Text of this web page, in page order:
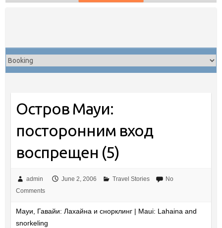
Остров Мауи:
посторонним вход
воспрещен (5)
admin June 2, 2006 Travel Stories
No
Comments
Мауи, Гавайи: Лахайна и снорклинг | Maui: Lahaina and
snorkeling